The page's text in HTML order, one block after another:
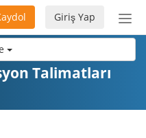
aç/
Giriş Yap
Talimatları